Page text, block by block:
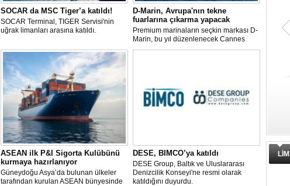
SOCAR da MSC Tiger’a katıldı!
SOCAR Terminal, TIGER Servisi'nin
uğrak limanları arasına katıldı.
D-Marin, Avrupa'nın tekne
fuarlarına çıkarma yapacak
Premium marinaların seçkin markası D-
Marin, bu yıl düzenlenecek Cannes
Yachting Festival ve Cenova
ASEAN ilk P&I Sigorta Kulübünü
kurmaya hazırlanıyor
Güneydoğu Asya’da bulunan ülkeler
tarafından kurulan ASEAN bünyesinde
DESE, BIMCO’ya katıldı
DESE Group, Baltık ve Uluslararası
Denizcilik Konseyi'ne resmi olarak
katıldığını duyurdu.
İnsansız cankurtaran ihalesini
BlueForge kazandı
Denizcilik teknolojileri alanında faaliyet
gösteren, merkezi İstanbul’da, üretim
ve Ar-Ge faaliyetlerinin önemli
bölümünü ise Trabzon’da sürdüren
BlueForge, ResQR insansız
cankurtaran sistemi ihalesini kazandı
Yüzyıl sonra ilk kez dünyaya açılan
gizemli ada!
Niihau adası, 1864'ten beri süren
modern teknolojiden uzak, katı
kurallarla dolu bir yaşam sürdürüyor.